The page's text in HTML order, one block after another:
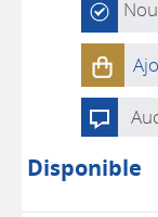
Disponible